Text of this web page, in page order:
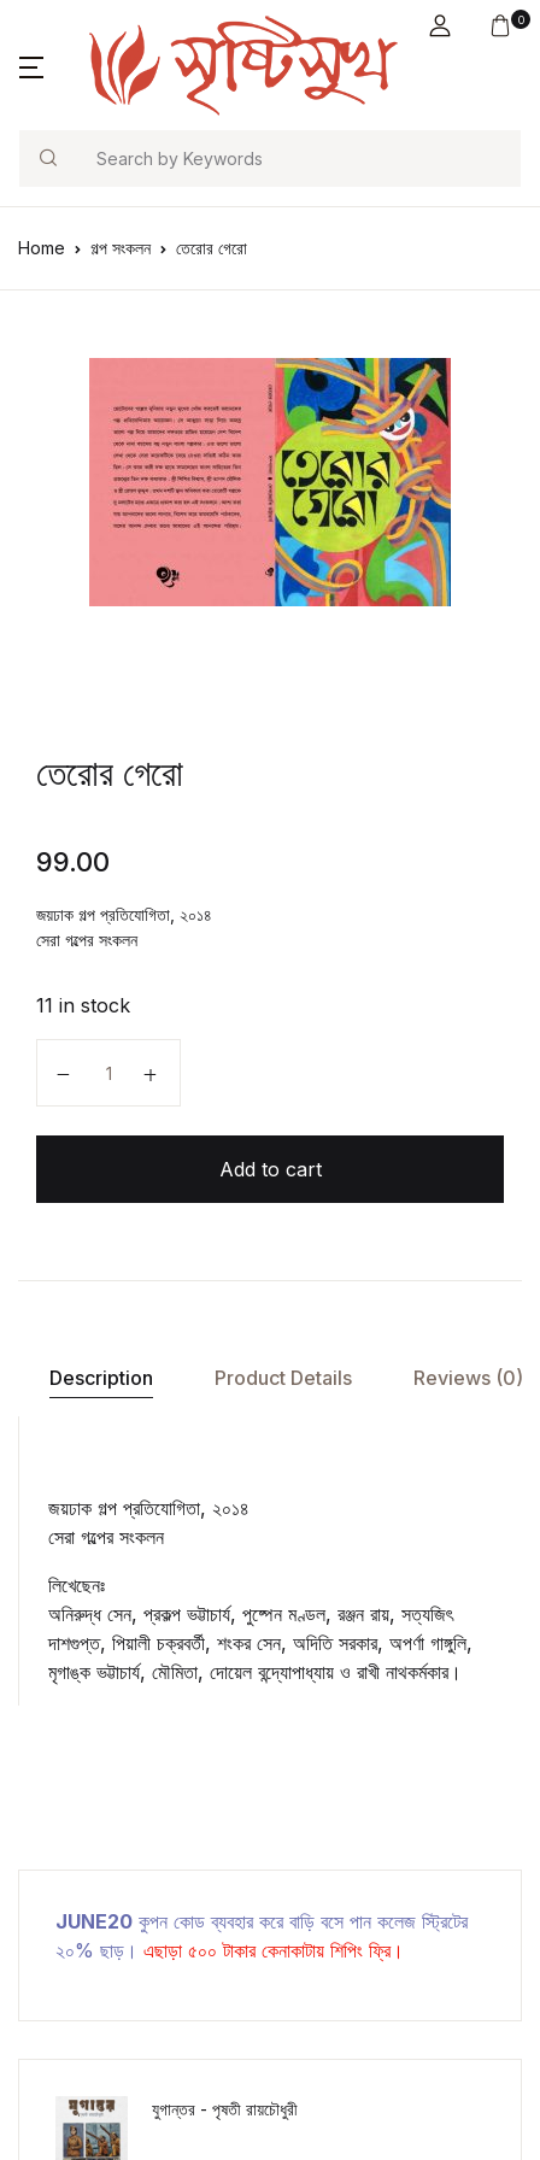
0
Search
Home গল্প সংকলন তেরোর গেরো
তেরোর গেরো
99.00
জয়ঢাক গল্প প্রতিযোগিতা, ২০১৪
সেরা গল্পের সংকলন
11 in stock
Add to cart
Description Product Details Reviews (0)
জয়ঢাক গল্প প্রতিযোগিতা, ২০১৪
সেরা গল্পের সংকলন
লিখেছেনঃ
অনিরুদ্ধ সেন, প্রকল্প ভট্টাচার্য, পুষ্পেন মণ্ডল, রঞ্জন রায়, সত্যজিৎ
দাশগুপ্ত, পিয়ালী চক্রবর্তী, শংকর সেন, অদিতি সরকার, অপর্ণা গাঙ্গুলি,
মৃগাঙ্ক ভট্টাচার্য, মৌমিতা, দোয়েল বন্দ্যোপাধ্যায় ও রাখী নাথকর্মকার।
JUNE20 কুপন কোড ব্যবহার করে বাড়ি বসে পান কলেজ স্ট্রিটের
২০% ছাড়। এছাড়া ৫০০ টাকার কেনাকাটায় শিপিং ফ্রি।
যুগান্তর - পৃষতী রায়চৌধুরী